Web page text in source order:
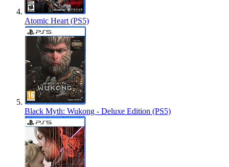
Atomic Heart (PS5)
Black Myth: Wukong - Deluxe Edition (PS5)